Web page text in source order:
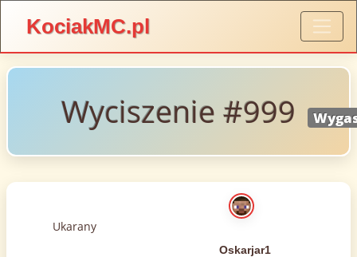
KociakMC.pl
Wyciszenie #999
Ukarany
Oskarjar1